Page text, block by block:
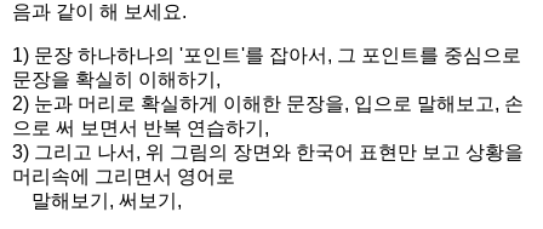
음과 같이 해 보세요.
1) 문장 하나하나의 '포인트'를 잡아서, 그 포인트를 중심으로
문장을 확실히 이해하기,
2) 눈과 머리로 확실하게 이해한 문장을, 입으로 말해보고, 손
으로 써 보면서 반복 연습하기,
3) 그리고 나서, 위 그림의 장면와 한국어 표현만 보고 상황을
머리속에 그리면서 영어로
말해보기, 써보기,